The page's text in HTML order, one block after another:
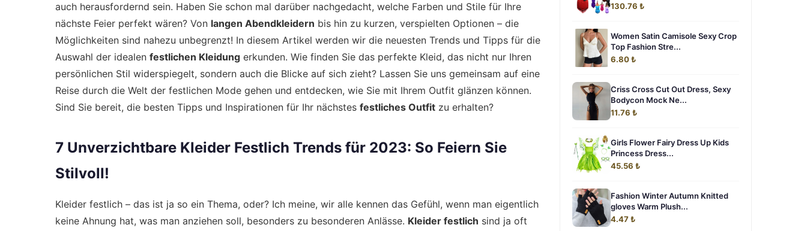
auch herausfordernd sein. Haben Sie schon mal darüber nachgedacht, welche Farben und Stile für Ihre
nächste Feier perfekt wären? Von langen Abendkleidern bis hin zu kurzen, verspielten Optionen – die
Möglichkeiten sind nahezu unbegrenzt! In diesem Artikel werden wir die neuesten Trends und Tipps für die
Auswahl der idealen festlichen Kleidung erkunden. Wie finden Sie das perfekte Kleid, das nicht nur Ihren
persönlichen Stil widerspiegelt, sondern auch die Blicke auf sich zieht? Lassen Sie uns gemeinsam auf eine
Reise durch die Welt der festlichen Mode gehen und entdecken, wie Sie mit Ihrem Outfit glänzen können.
Sind Sie bereit, die besten Tipps und Inspirationen für Ihr nächstes festliches Outfit zu erhalten?
7 Unverzichtbare Kleider Festlich Trends für 2023: So Feiern Sie
Stilvoll!
Kleider festlich – das ist ja so ein Thema, oder? Ich meine, wir alle kennen das Gefühl, wenn man eigentlich
keine Ahnung hat, was man anziehen soll, besonders zu besonderen Anlässe. Kleider festlich sind ja oft
130.76 ₺
Women Satin Camisole Sexy Crop
Top Fashion Stre...
6.80 ₺
Criss Cross Cut Out Dress, Sexy
Bodycon Mock Ne...
11.76 ₺
Girls Flower Fairy Dress Up Kids
Princess Dress...
45.56 ₺
Fashion Winter Autumn Knitted
gloves Warm Plush...
4.47 ₺